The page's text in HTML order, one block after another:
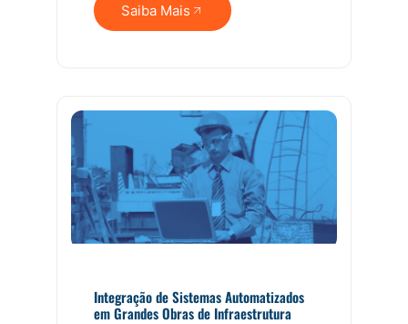
Saiba Mais
Integração de Sistemas Automatizados
em Grandes Obras de Infraestrutura